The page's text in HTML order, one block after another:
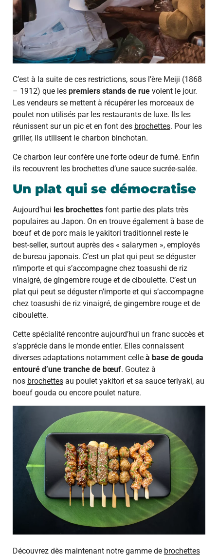
C’est à la suite de ces restrictions, sous l’ère Meiji (1868
– 1912) que les premiers stands de ruevoient le jour.
Les vendeurs se mettent à récupérer les morceaux de
poulet non utilisés par les restaurants de luxe. Ils les
réunissent sur un pic et en font des brochettes. Pour les
griller, ils utilisent le charbon binchotan.
Ce charbon leur confère une forte odeur de fumé. Enfin
ils recouvrent les brochettes d’une sauce sucrée-salée.
Un plat qui se démocratise
Aujourd’hui les brochettesfont partie des plats très
populaires au Japon. On en trouve également à base de
bœuf et de porc mais le yakitori traditionnel reste le
best-seller, surtout auprès des « salarymen », employés
de bureau japonais. C’est un plat qui peut se déguster
n’importe et qui s’accompagne chez toasushi de riz
vinaigré, de gingembre rouge et de ciboulette. C’est un
plat qui peut se déguster n’importe et qui s’accompagne
chez toasushi de riz vinaigré, de gingembre rouge et de
ciboulette.
Cette spécialité rencontre aujourd’hui un franc succès et
s’apprécie dans le monde entier. Elles connaissent
diverses adaptations notamment celle à base de gouda
entouré d’une tranche de bœuf. Goutez à
nos brochettesau poulet yakitori et sa sauce teriyaki, au
boeuf gouda ou encore poulet nature.
Découvrez dès maintenant notre gamme de brochettes